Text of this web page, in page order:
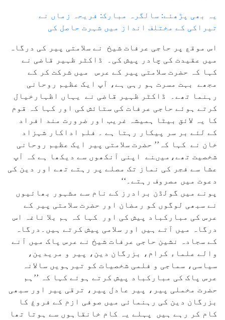
یہ بھی پڑھئے: سالگرہ مبارک: فریحہ زماں نے
تیراکی کے مختلف انداز میں شہرت حاصل کی
اس موقع پر حاجی عرفات شیخ نے سلامتی پیر کی درگاہ
میں عقیدت کی چادر پیش کی۔ ڈاکٹر ظہیر قاضی نے
کہا کہ حضرت سلامتی پیر کے عرس میں شرکت کر کے
مجھے بہت مسرت ہو رہی ہے، آپ ایک عظیم روحانی
رہنما تھے۔ ڈاکٹر ظہیر قاضی نے یہاں اظہارخیال
کرتے ہوئے حاجی عرفات کی ستائش کی اور کہا کہ قوم
کا یہ لائق بیٹا ہمیشہ غریب اور ضرورت مند افراد
کے لئے بر سر پیکار رہتا ہے ۔ فلم اداکار شہزاد
خان نے کہا کہ’’ حضرت سلامتی پیر ایک عظیم روحانی
شخصیت تھے،میںنے اپنی آنکھوں سے دیکھا ہے کہ آپ
عشا سے فجر کی نماز تک مصلے پر رہتے تھے اور دین کی
دعوت میں مصروف رہتے۔‘‘
پونے میں گولڈن برادرز کے نام سے مشہور بھائیوں
نے سبھی لوگوں کو رمضان اور حضرت سلامتی پیر کے
عرس کی مبارکباد پیش کی اور کہا کہ ہم بلا ناغہ اس
درگاہ میں آتے ہیں اور سلامی پیش کرتے ہیں۔درگاہ
کے سجادہ نشین حاجی عرفات شیخ نے عرس پاک میں آنے
والے علماء کرام، بزرگان دین، پیر و مریدین،
سیاسی، سماجی و فلمی شخصیات کو تیرہویں سالانہ
عرس پاک کی مبارکباد پیش کرتے ہوئے کہا کہ ’’ہم
حضرت مخملی پیر، پیر عادل پیر، ترقی پیر اور سبھی
بزرگان دین کی رہنمائی میں صوفی ازم کے فروغ کا
کام کر رہے ہیں پہلے یہ کام خانقاہوں سے ہوتا تھا